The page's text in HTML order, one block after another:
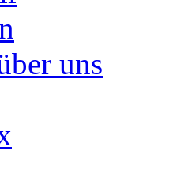
uns